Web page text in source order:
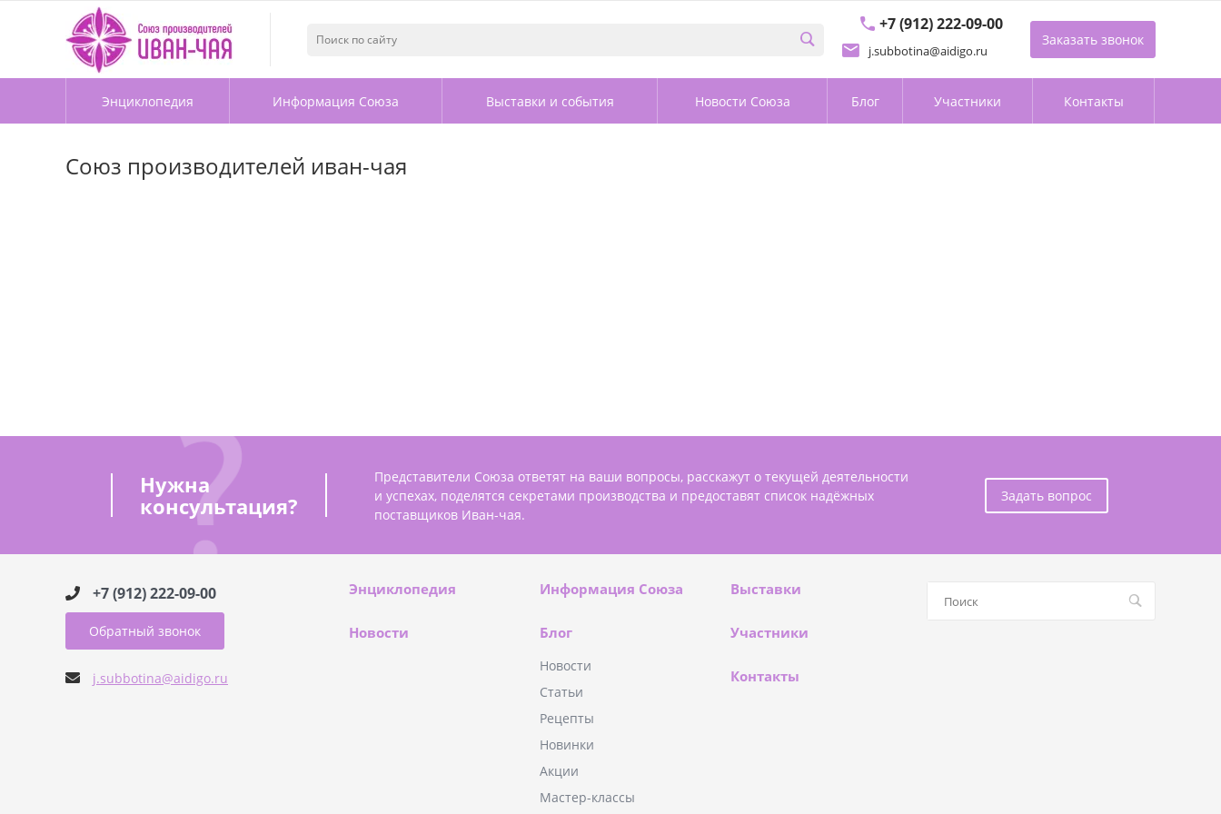
+7 (912) 222-09-00
j.subbotina@aidigo.ru
Заказать звонок
Энциклопедия Информация Союза Выставки и события Новости Союза Блог Участники Контакты
Союз производителей иван-чая
Нужна
консультация?
Представители Союза ответят на ваши вопросы, расскажут о текущей деятельности
и успехах, поделятся секретами производства и предоставят список надёжных
поставщиков Иван-чая.
Задать вопрос
+7 (912) 222-09-00
Обратный звонок
j.subbotina@aidigo.ru
Энциклопедия Информация Союза Выставки
Новости Блог
Новости
Статьи
Рецепты
Новинки
Акции
Мастер-классы
Участники
Контакты